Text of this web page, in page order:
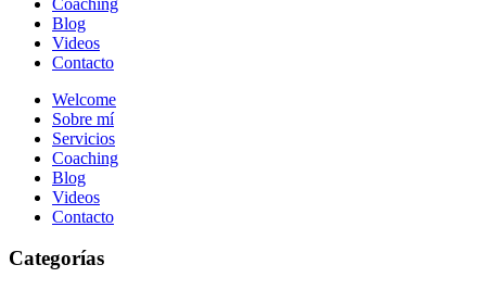
Blog
Videos
Contacto
Welcome
Sobre mí
Servicios
Coaching
Blog
Videos
Contacto
Categorías